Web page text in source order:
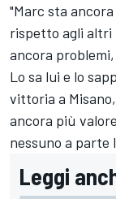
"Marc sta
rispetto agli altri
ancora
Lo sa lui e lo
vittoria a
ancora più
nessuno a parte
Leggi